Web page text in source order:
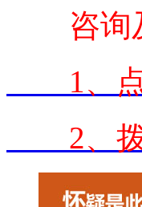
咨询及
1、点
2、拨